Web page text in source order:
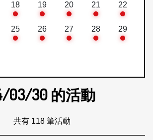
18 19 20 21 22
25 26 27 28 29
03/30 的活動
共有 118 筆活動